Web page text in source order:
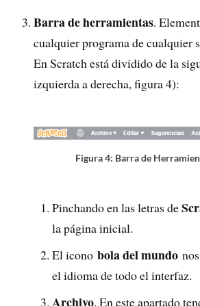
Barra de herramientas.
cualquier programa de cualquier
En Scratch está dividido de la
izquierda a derecha, figura 4):
Figura 4: Barra de
Pinchando en las letras de
la página inicial.
El icono bola del mundonos
el idioma de todo el interfaz.
Archivo. En este apartado